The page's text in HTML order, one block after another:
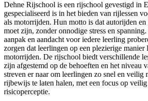
Dehne Rijschool is een rijschool gevestigd in
gespecialiseerd is in het bieden van rijlessen
als motorrijden. Hun motto is dat autorijden
moet zijn, zonder onnodige stress en
aanpak en aandacht voor iedere leerling
zorgen dat leerlingen op een plezierige manier
motorrijden. De rijschool biedt verschillende
zijn afgestemd op de behoeften en het niveau
streven er naar om leerlingen zo snel en veilig
rijbewijs te laten halen, met een focus op
risicoperceptie.